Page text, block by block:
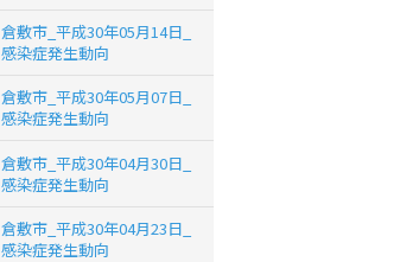
倉敷市_平成30年05月14日_
感染症発生動向
倉敷市_平成30年05月07日_
感染症発生動向
倉敷市_平成30年04月30日_
感染症発生動向
倉敷市_平成30年04月23日_
感染症発生動向